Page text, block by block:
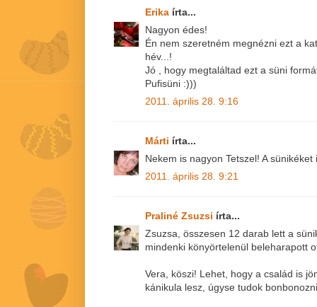
Erika írta...
Nagyon édes!
Én nem szeretném megnézni ezt a
hév...!
Jó , hogy megtaláltad ezt a süni
Pufisüni :)))
2011. április 28. 9:16
Márti írta...
Nekem is nagyon Tetszel! A
2011. április 28. 9:21
Praliné Zsuzsi írta...
Zsuzsa, összesen 12 darab lett a
mindenki könyörtelenül beleharapott
Vera, köszi! Lehet, hogy a család is
kánikula lesz, úgyse tudok